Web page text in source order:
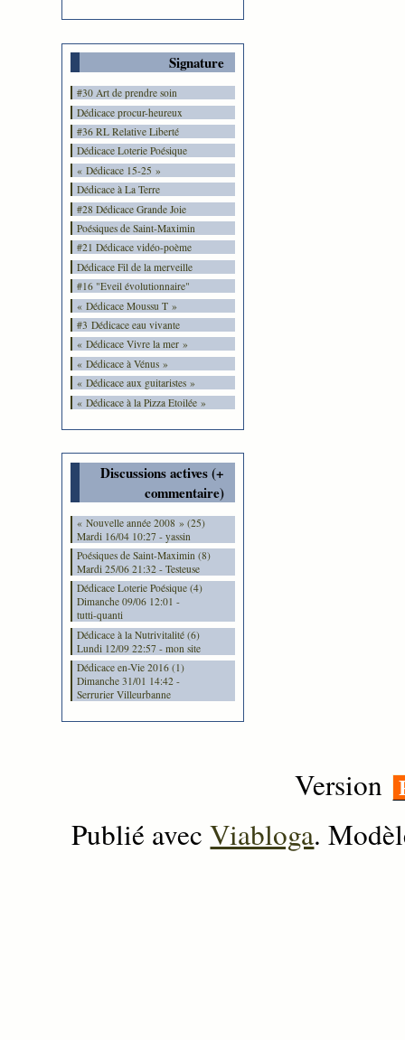
Signature
#30 Art de prendre soin
Dédicace procur-heureux
#36 RL Relative Liberté
Dédicace Loterie Poésique
« Dédicace 15-25 »
Dédicace à La Terre
#28 Dédicace Grande Joie
Poésiques de Saint-Maximin
#21 Dédicace vidéo-poème
Dédicace Fil de la merveille
#16 "Eveil évolutionnaire"
« Dédicace Moussu T »
#3 Dédicace eau vivante
« Dédicace Vivre la mer »
« Dédicace à Vénus »
« Dédicace aux guitaristes »
« Dédicace à la Pizza Etoilée »
Discussions actives (+
commentaire)
« Nouvelle année 2008 » (25)
Mardi 16/04 10:27 - yassin
Poésiques de Saint-Maximin (8)
Mardi 25/06 21:32 - Testeuse
Dédicace Loterie Poésique (4)
Dimanche 09/06 12:01 -
tutti-quanti
Dédicace à la Nutrivitalité (6)
Lundi 12/09 22:57 - mon site
Dédicace en-Vie 2016 (1)
Dimanche 31/01 14:42 -
Serrurier Villeurbanne
Version
Publié avecViabloga.